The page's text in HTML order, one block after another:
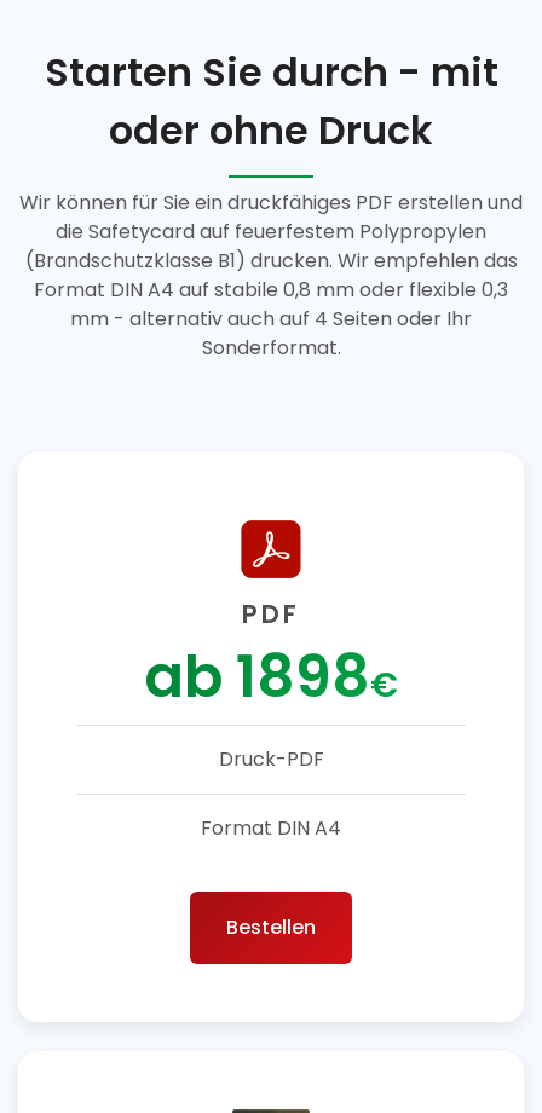
Starten Sie durch - mit
oder ohne Druck
Wir können für Sie ein druckfähiges PDF erstellen und
die Safetycard auf feuerfestem Polypropylen
(Brandschutzklasse B1) drucken. Wir empfehlen das
Format DIN A4 auf stabile 0,8 mm oder flexible 0,3
mm - alternativ auch auf 4 Seiten oder Ihr
Sonderformat.
PDF
ab 1898€
Druck-PDF
Format DIN A4
Bestellen